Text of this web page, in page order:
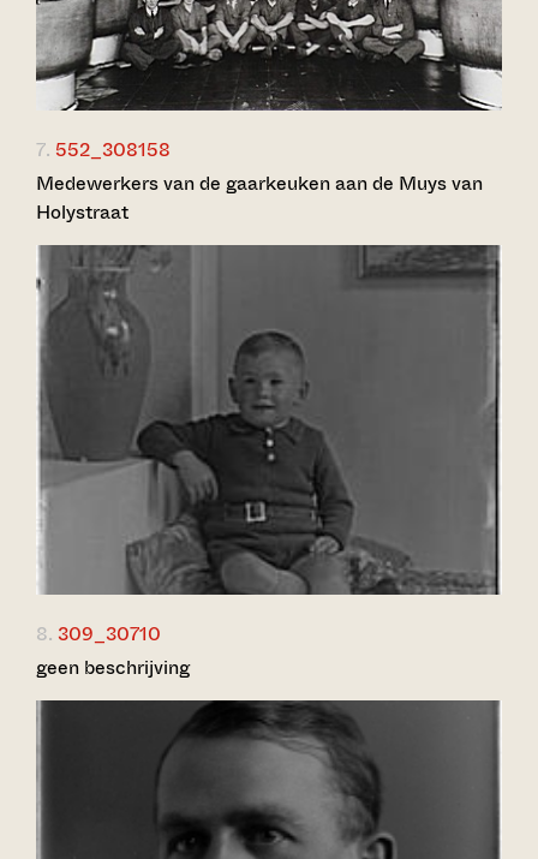
7. 552_308158
Medewerkers van de gaarkeuken aan de Muys van
Holystraat
8. 309_30710
geen beschrijving